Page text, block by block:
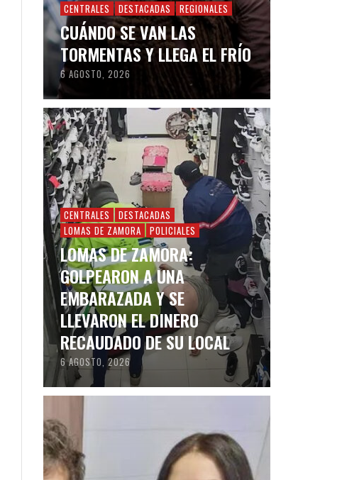
CENTRALES DESTACADAS REGIONALES
CUÁNDO SE VAN LAS
TORMENTAS Y LLEGA EL FRÍO
6 AGOSTO, 2026
CENTRALES
DESTACADAS
LOMAS DE ZAMORA
POLICIALES
LOMAS DE ZAMORA:
GOLPEARON A UNA
EMBARAZADA Y SE
LLEVARON EL DINERO
RECAUDADO DE SU LOCAL
6 AGOSTO, 2026